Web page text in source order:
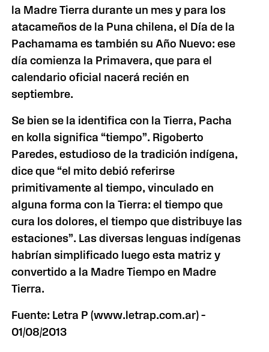
la Madre Tierra durante un mes y para los
atacameños de la Puna chilena, el Día de la
Pachamama es también su Año Nuevo: ese
día comienza la Primavera, que para el
calendario oficial nacerá recién en
septiembre.
Se bien se la identifica con la Tierra, Pacha
en kolla significa “tiempo”. Rigoberto
Paredes, estudioso de la tradición indígena,
dice que “el mito debió referirse
primitivamente al tiempo, vinculado en
alguna forma con la Tierra: el tiempo que
cura los dolores, el tiempo que distribuye las
estaciones”. Las diversas lenguas indígenas
habrían simplificado luego esta matriz y
convertido a la Madre Tiempo en Madre
Tierra.
Fuente: Letra P (www.letrap.com.ar) –
01/08/2013